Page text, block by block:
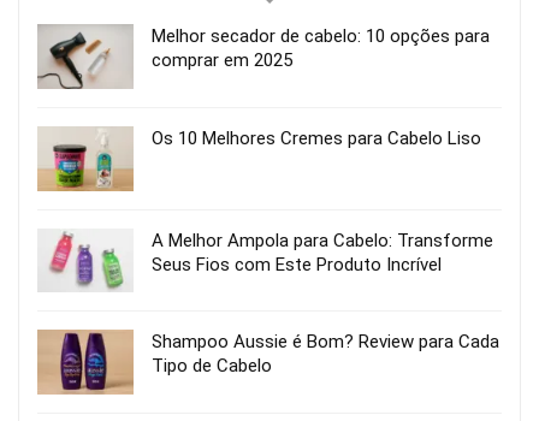
Melhor secador de cabelo: 10 opções para
comprar em 2025
Os 10 Melhores Cremes para Cabelo Liso
A Melhor Ampola para Cabelo: Transforme
Seus Fios com Este Produto Incrível
Shampoo Aussie é Bom? Review para Cada
Tipo de Cabelo